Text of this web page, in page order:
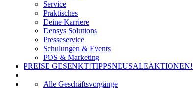
Service
Praktisches
Deine Karriere
Densys Solutions
Presseservice
Schulungen & Events
POS & Marketing
PREISE GESENKT!TIPPSNEUSALEAKTIONEN!
Alle Geschäftsvorgänge